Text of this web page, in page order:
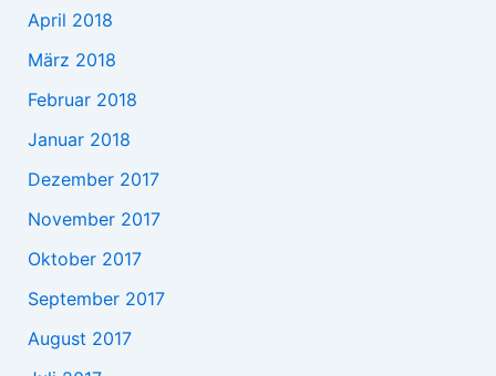
April 2018
März 2018
Februar 2018
Januar 2018
Dezember 2017
November 2017
Oktober 2017
September 2017
August 2017